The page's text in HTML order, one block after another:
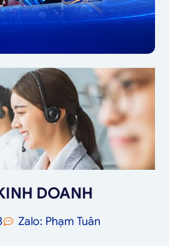
DOANH
Zalo: Phạm Tuân